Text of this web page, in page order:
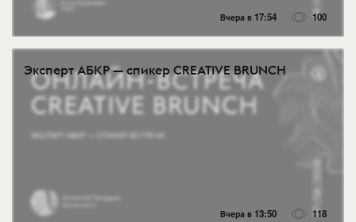
Вчера в 17:54 100
Эксперт АБКР — спикер CREATIVE BRUNCH
Вчера в 13:50 118